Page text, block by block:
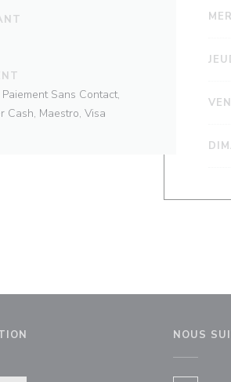
Sans Contact,
Cash, Maestro, Visa
VEN
NOUS